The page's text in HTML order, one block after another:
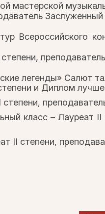
мастерской
Всероссийского
легенды» Салют
и Диплом
класс –
II степени,